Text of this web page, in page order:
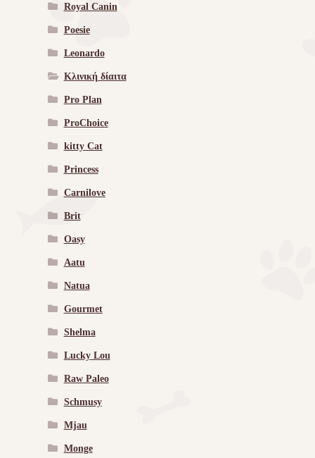
Royal Canin
Poesie
Leonardo
Κλινική δίαιτα
Pro Plan
ProChoice
kitty Cat
Princess
Carnilove
Brit
Oasy
Aatu
Natua
Gourmet
Shelma
Lucky Lou
Raw Paleo
Schmusy
Mjau
Monge